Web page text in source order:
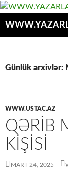
Günlük arxivlər:
WWW.USTAC.AZ
QƏRIB
KİŞİSİ
MART 24, 2025